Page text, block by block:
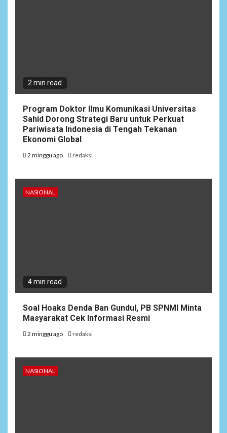
2 min read
Program Doktor Ilmu Komunikasi Universitas
Sahid Dorong Strategi Baru untuk Perkuat
Pariwisata Indonesia di Tengah Tekanan
Ekonomi Global
2 minggu ago redaksi
NASIONAL
4 min read
Soal Hoaks Denda Ban Gundul, PB SPNMI Minta
Masyarakat Cek Informasi Resmi
2 minggu ago redaksi
NASIONAL